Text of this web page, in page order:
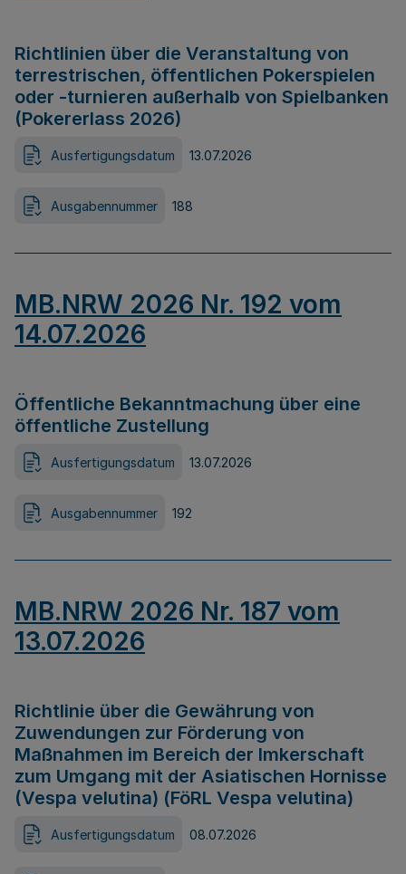
Richtlinien über die Veranstaltung von
terrestrischen, öffentlichen Pokerspielen
oder -turnieren außerhalb von Spielbanken
(Pokererlass 2026)
Ausfertigungsdatum 13.07.2026
Ausgabennummer 188
MB.NRW 2026 Nr. 192 vom
14.07.2026
Öffentliche Bekanntmachung über eine
öffentliche Zustellung
Ausfertigungsdatum 13.07.2026
Ausgabennummer 192
MB.NRW 2026 Nr. 187 vom
13.07.2026
Richtlinie über die Gewährung von
Zuwendungen zur Förderung von
Maßnahmen im Bereich der Imkerschaft
zum Umgang mit der Asiatischen Hornisse
(Vespa velutina) (FöRL Vespa velutina)
Ausfertigungsdatum 08.07.2026